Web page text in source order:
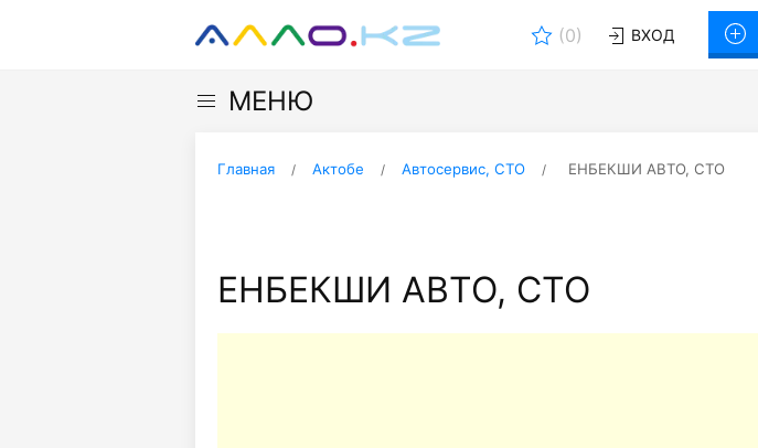
(0) ВХОД
МЕНЮ
Главная Актобе Автосервис, СТО ЕНБЕКШИ АВТО, СТО
ЕНБЕКШИ АВТО, СТО